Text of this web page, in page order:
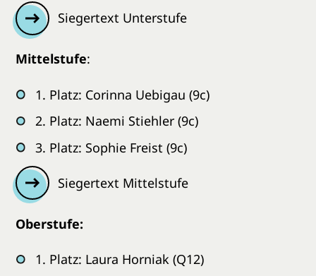
Siegertext Unterstufe
Mittelstufe:
1. Platz: Corinna Uebigau (9c)
2. Platz: Naemi Stiehler (9c)
3. Platz: Sophie Freist (9c)
Siegertext Mittelstufe
Oberstufe:
1. Platz: Laura Horniak (Q12)